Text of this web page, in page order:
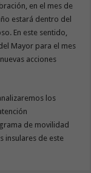
en el mes de
estará dentro del
En este sentido,
Mayor para el mes
acciones
los
de movilidad
insulares de este